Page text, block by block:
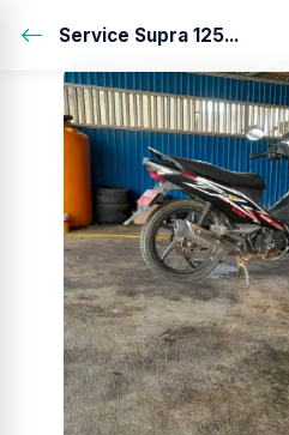
Service Supra 125...